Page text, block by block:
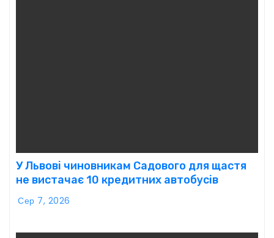
У Львові чиновникам Садового для щастя
не вистачає 10 кредитних автобусів
Сер 7, 2026